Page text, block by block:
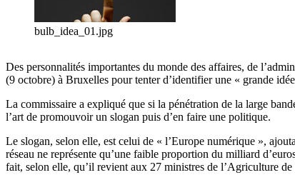
bulb_idea_01.jpg
Des personnalités importantes du monde des affaires, de
(9 octobre) à Bruxelles pour tenter d’identifier une « grande
La commissaire a expliqué que si la pénétration de la large
l’art de promouvoir un slogan puis d’en faire une politique.
Le slogan, selon elle, est celui de « l’Europe numérique »,
réseau ne représente qu’une faible proportion du milliard
fait, selon elle, qu’il revient aux 27 ministres de l’Agriculture